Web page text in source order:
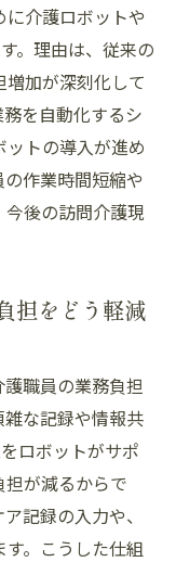
介護ロボットや
。理由は、従来の
加が深刻化して
を自動化するシ
トの導入が進め
作業時間短縮や
後の訪問介護現
担をどう軽減
職員の業務負担
な記録や情報共
ロボットがサポ
が減るからで
記録の入力や、
。こうした仕組